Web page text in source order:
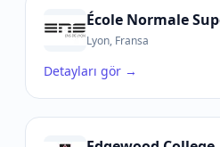
École Normale
Lyon, Fransa
Detayları gör →